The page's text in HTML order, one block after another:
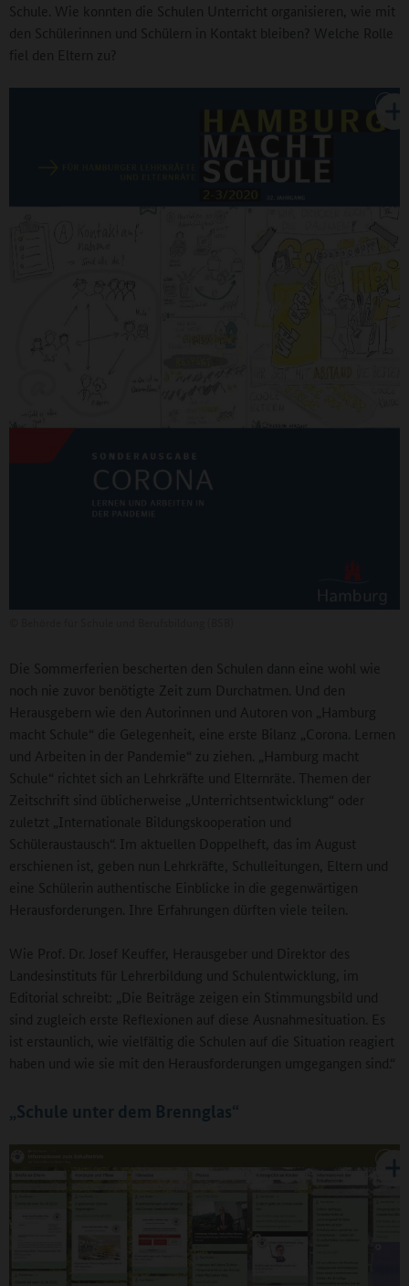
Schule. Wie konnten die Schulen Unterricht organisieren, wie mit
den Schülerinnen und Schülern in Kontakt bleiben? Welche Rolle
fiel den Eltern zu?
Die Sommerferien bescherten den Schulen dann eine wohl wie
noch nie zuvor benötigte Zeit zum Durchatmen. Und den
Herausgebern wie den Autorinnen und Autoren von „Hamburg
macht Schule“ die Gelegenheit, eine erste Bilanz „Corona. Lernen
und Arbeiten in der Pandemie“ zu ziehen. „Hamburg macht
Schule“ richtet sich an Lehrkräfte und Elternräte. Themen der
Zeitschrift sind üblicherweise „Unterrichtsentwicklung“ oder
zuletzt „Internationale Bildungskooperation und
Schüleraustausch“. Im aktuellen Doppelheft, das im August
erschienen ist, geben nun Lehrkräfte, Schulleitungen, Eltern und
eine Schülerin authentische Einblicke in die gegenwärtigen
Herausforderungen. Ihre Erfahrungen dürften viele teilen.
Wie Prof. Dr. Josef Keuffer, Herausgeber und Direktor des
Landesinstituts für Lehrerbildung und Schulentwicklung, im
Editorial schreibt: „Die Beiträge zeigen ein Stimmungsbild und
sind zugleich erste Reflexionen auf diese Ausnahmesituation. Es
ist erstaunlich, wie vielfältig die Schulen auf die Situation reagiert
haben und wie sie mit den Herausforderungen umgegangen sind.“
„Schule unter dem Brennglas“